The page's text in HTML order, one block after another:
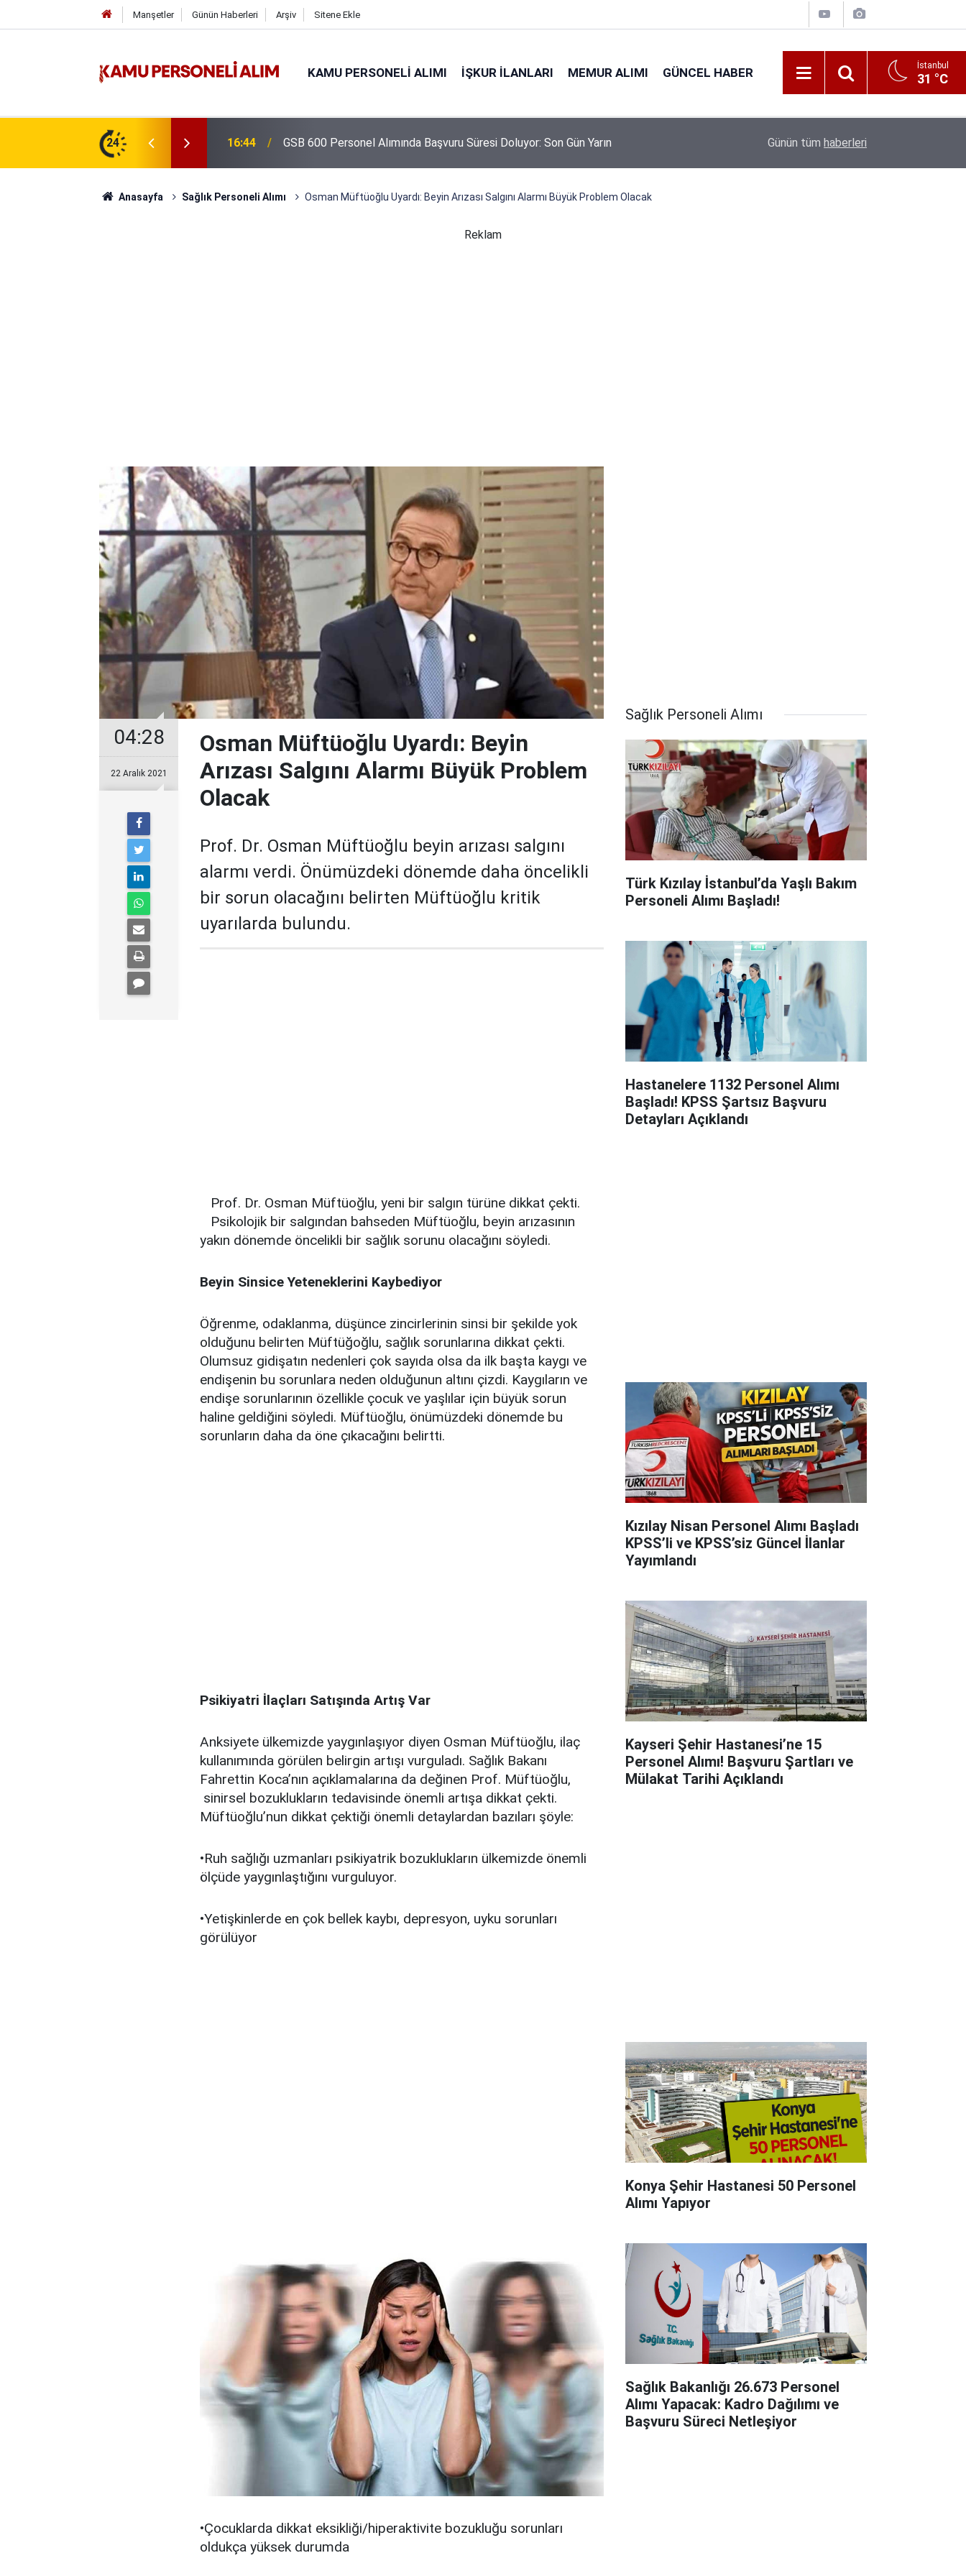
Manşetler Günün Haberleri Arşiv Sitene Ekle
KAMU PERSONELI ALIMI İŞKUR İLANLARI MEMUR ALIMI GÜNCEL HABER İstanbul
31 °C
24
Gündemde! Bakan Çiftçi Süreci
16:44 GSB 600 Personel Alımında Başvuru Süresi Doluyor: Son Gün Yarın Kıyı Emniyeti Genel Müdürlüğü 26 İşçi Alımı
Günün tüm haberleri
Anasayfa Sağlık Personeli Alımı Osman Müftüoğlu Uyardı: Beyin Arızası Salgını Alarmı Büyük Problem Olacak
Reklam
04:28
22 Aralık 2021
Osman Müftüoğlu Uyardı: Beyin
Arızası Salgını Alarmı Büyük Problem
Olacak
Prof. Dr. Osman Müftüoğlu beyin arızası salgını
alarmı verdi. Önümüzdeki dönemde daha öncelikli
bir sorun olacağını belirten Müftüoğlu kritik
uyarılarda bulundu.
Prof. Dr. Osman Müftüoğlu, yeni bir salgın türüne dikkat çekti.
Psikolojik bir salgından bahseden Müftüoğlu, beyin arızasının
yakın dönemde öncelikli bir sağlık sorunu olacağını söyledi.
Beyin Sinsice Yeteneklerini Kaybediyor
Öğrenme, odaklanma, düşünce zincirlerinin sinsi bir şekilde yok
olduğunu belirten Müftüğoğlu, sağlık sorunlarına dikkat çekti.
Olumsuz gidişatın nedenleri çok sayıda olsa da ilk başta kaygı ve
endişenin bu sorunlara neden olduğunun altını çizdi. Kaygıların ve
endişe sorunlarının özellikle çocuk ve yaşlılar için büyük sorun
haline geldiğini söyledi. Müftüoğlu, önümüzdeki dönemde bu
sorunların daha da öne çıkacağını belirtti.
Psikiyatri İlaçları Satışında Artış Var
Anksiyete ülkemizde yaygınlaşıyor diyen Osman Müftüoğlu, ilaç
kullanımında görülen belirgin artışı vurguladı. Sağlık Bakanı
Fahrettin Koca’nın açıklamalarına da değinen Prof. Müftüoğlu,
sinirsel bozuklukların tedavisinde önemli artışa dikkat çekti.
Müftüoğlu’nun dikkat çektiği önemli detaylardan bazıları şöyle:
•Ruh sağlığı uzmanları psikiyatrik bozuklukların ülkemizde önemli
ölçüde yaygınlaştığını vurguluyor.
•Yetişkinlerde en çok bellek kaybı, depresyon, uyku sorunları
görülüyor
•Çocuklarda dikkat eksikliği/hiperaktivite bozukluğu sorunları
oldukça yüksek durumda
Sağlık Personeli Alımı
Türk Kızılay İstanbul’da Yaşlı Bakım
Personeli Alımı Başladı!
Hastanelere 1132 Personel Alımı
Başladı! KPSS Şartsız Başvuru
Detayları Açıklandı
Kızılay Nisan Personel Alımı Başladı
KPSS’li ve KPSS’siz Güncel İlanlar
Yayımlandı
Kayseri Şehir Hastanesi’ne 15
Personel Alımı! Başvuru Şartları ve
Mülakat Tarihi Açıklandı
Konya Şehir Hastanesi 50 Personel
Alımı Yapıyor
Sağlık Bakanlığı 26.673 Personel
Alımı Yapacak: Kadro Dağılımı ve
Başvuru Süreci Netleşiyor